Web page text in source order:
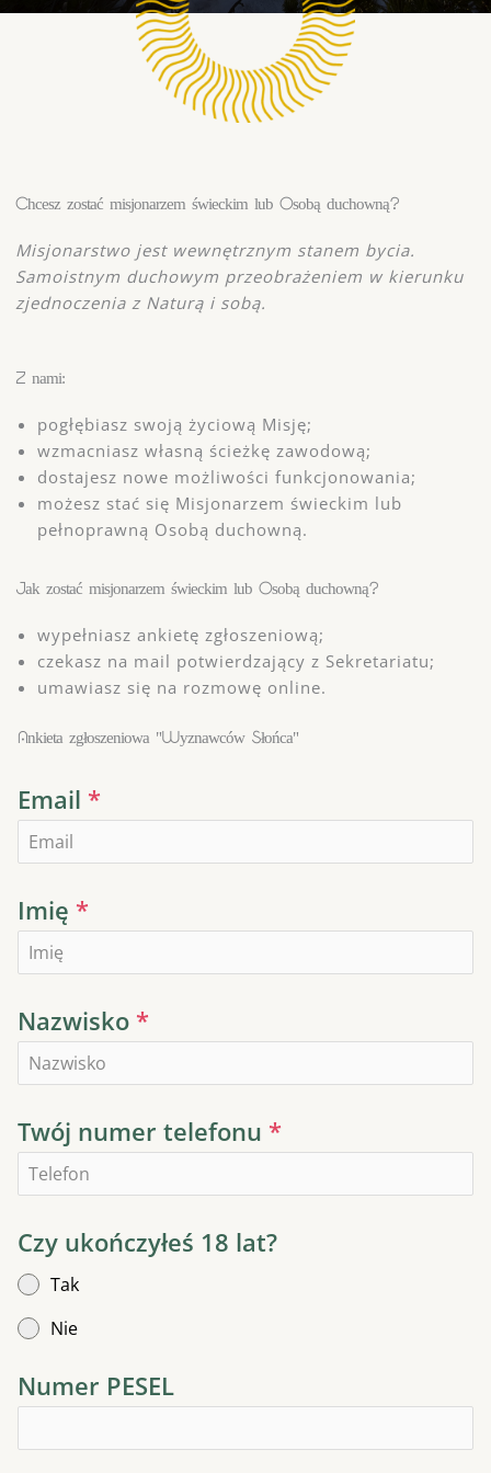
Chcesz zostać misjonarzem świeckim lub Osobą duchowną?
Misjonarstwo jest wewnętrznym stanem bycia.
Samoistnym duchowym przeobrażeniem w kierunku
zjednoczenia z Naturą i sobą.
Z nami:
pogłębiasz swoją życiową Misję;
wzmacniasz własną ścieżkę zawodową;
dostajesz nowe możliwości funkcjonowania;
możesz stać się Misjonarzem świeckim lub
pełnoprawną Osobą duchowną.
Jak zostać misjonarzem świeckim lub Osobą duchowną?
wypełniasz ankietę zgłoszeniową;
czekasz na mail potwierdzający z Sekretariatu;
umawiasz się na rozmowę online.
Ankieta zgłoszeniowa "Wyznawców Słońca"
Email *
Imię *
Nazwisko *
Twój numer telefonu *
Czy ukończyłeś 18 lat?
Tak
Nie
Numer PESEL